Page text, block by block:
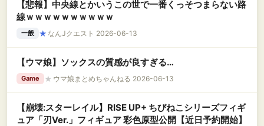
【悲報】中央線とかいうこの世で一番くっそつまらない路
線ｗｗｗｗｗｗｗｗｗｗ
一般 ★ なんJクエスト 2026-06-13
【ウマ娘】ソックスの質感が良すぎる…
Game ★ ウマ娘まとめちゃんねる 2026-06-13
【崩壊:スターレイル】RISE UP+ ちびねこシリーズフィギ
ュア「刃Ver.」フィギュア 彩色原型公開【近日予約開始】